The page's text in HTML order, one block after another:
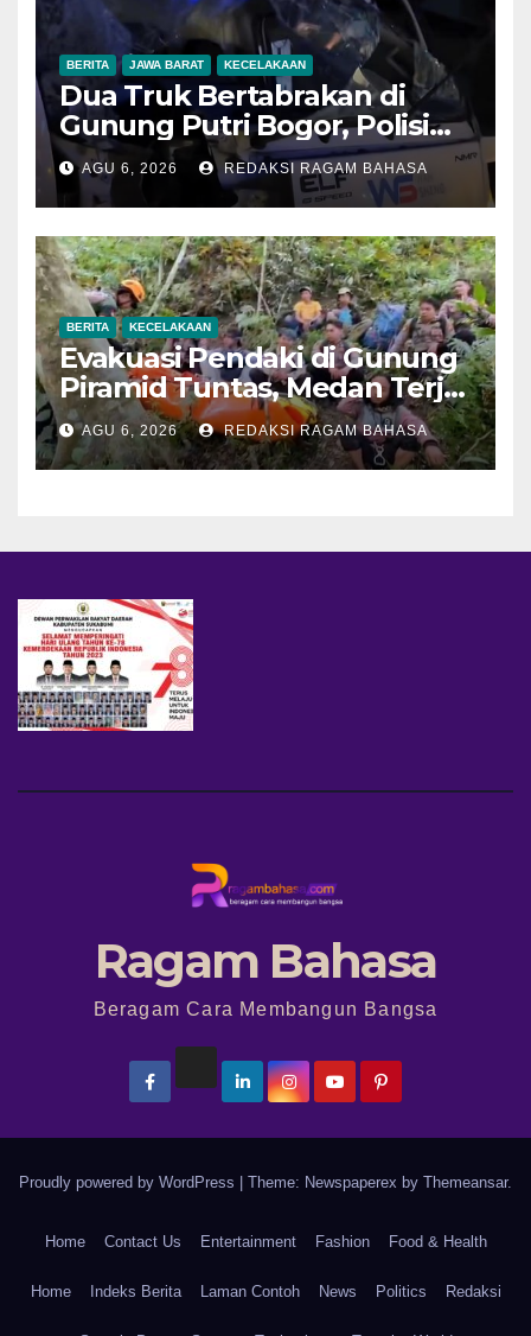
BERITA JAWA BARAT KECELAKAAN
Dua Truk Bertabrakan di
Gunung Putri Bogor, Polisi
Imbau Pengemudi
Tingkatkan Kewaspadaan
AGU 6, 2026 REDAKSI RAGAM BAHASA
BERITA KECELAKAAN
Evakuasi Pendaki di Gunung
Piramid Tuntas, Medan Terjal
Jadi Tantangan Utama
AGU 6, 2026 REDAKSI RAGAM BAHASA
Ragam Bahasa
Beragam Cara Membangun Bangsa
Proudly powered by WordPress Theme: Newspaperex by Themeansar.
Home Contact Us Entertainment Fashion Food & Health
Home Indeks Berita Laman Contoh News Politics Redaksi